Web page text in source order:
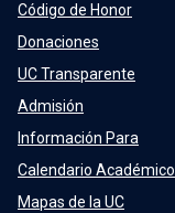
Código de Honor
Donaciones
UC Transparente
Admisión
Información Para
Calendario Académico
Mapas de la UC